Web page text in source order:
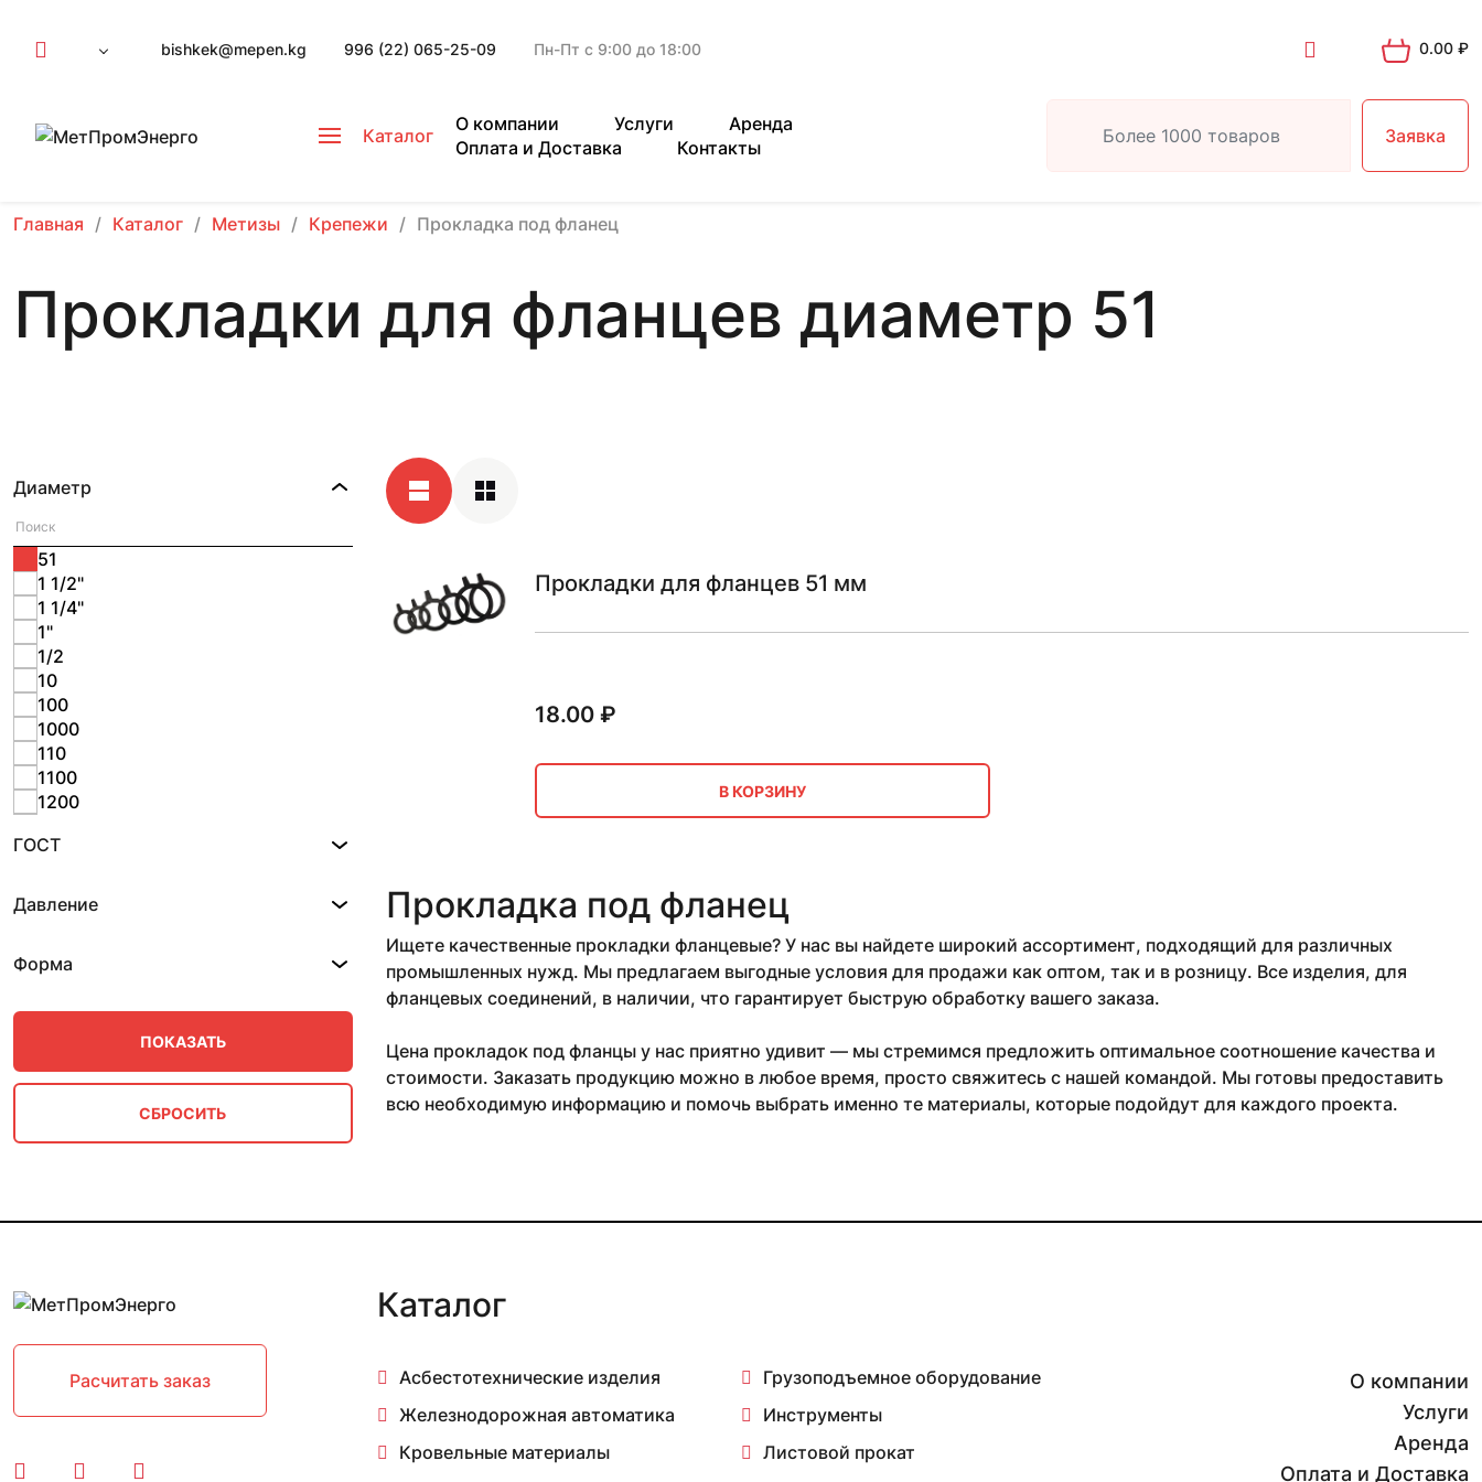
bishkek@mepen.kg 996 (22) 065-25-09 Пн-Пт с 9:00 до 18:00 0.00 ₽
Каталог
О компании Услуги
Аренда
Оплата и Доставка
Контакты
Заявка
Главная Каталог Метизы Крепежи Прокладка под фланец
Прокладки для фланцев диаметр 51
Диаметр
1 1/2"
1 1/4"
1"
1/2
10
100
1000
110
1100
1200
125
14
15
175
2 1/2"
225
51
ГОСТ
Давление
Форма
Прокладки для фланцев 51 мм
18.00₽
В КОРЗИНУ
Прокладка под фланец
Ищете качественные прокладки фланцевые? У нас вы найдете широкий ассортимент, подходящий для различных
промышленных нужд. Мы предлагаем выгодные условия для продажи как оптом, так и в розницу. Все изделия, для
фланцевых соединений, в наличии, что гарантирует быструю обработку вашего заказа.
Цена прокладок под фланцы у нас приятно удивит — мы стремимся предложить оптимальное соотношение качества и
стоимости. Заказать продукцию можно в любое время, просто свяжитесь с нашей командой. Мы готовы предоставить
всю необходимую информацию и помочь выбрать именно те материалы, которые подойдут для каждого проекта.
Расчитать заказ
Каталог
Асбестотехнические изделия
Грузоподъемное оборудование
Железнодорожная автоматика
Инструменты
Кровельные материалы
Листовой прокат
О компании
Услуги
Аренда
Оплата и Доставка